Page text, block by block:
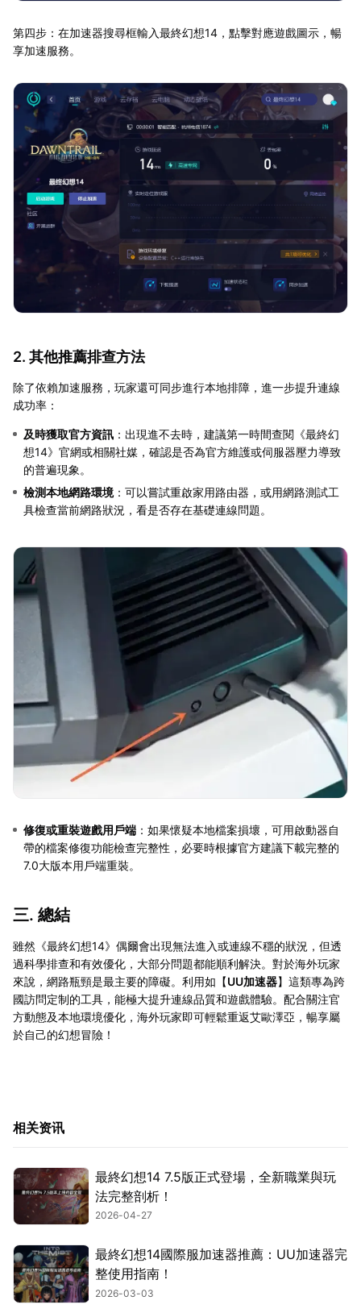
第四步：在加速器搜尋框輸入最終幻想14，點擊對應遊戲圖示，暢
享加速服務。
2. 其他推薦排查方法
除了依賴加速服務，玩家還可同步進行本地排障，進一步提升連線
成功率：
及時獲取官方資訊 ：出現進不去時，建議第一時間查閱《最終幻
想14》官網或相關社媒，確認是否為官方維護或伺服器壓力導致
的普遍現象。
檢測本地網路環境：可以嘗試重啟家用路由器，或用網路測試工
具檢查當前網路狀況，看是否存在基礎連線問題。
修復或重裝遊戲用戶端 ：如果懷疑本地檔案損壞，可用啟動器自
帶的檔案修復功能檢查完整性，必要時根據官方建議下載完整的
7.0大版本用戶端重裝。
三. 總結
雖然《最終幻想14》偶爾會出現無法進入或連線不穩的狀況，但透
過科學排查和有效優化，大部分問題都能順利解決。對於海外玩家
來說，網路瓶頸是最主要的障礙。利用如【UU加速器】這類專為跨
國訪問定制的工具，能極大提升連線品質和遊戲體驗。配合關注官
方動態及本地環境優化，海外玩家即可輕鬆重返艾歐澤亞，暢享屬
於自己的幻想冒險！
相关资讯
最終幻想14 7.5版正式登場，全新職業與玩
法完整剖析！
2026-04-27
最終幻想14國際服加速器推薦：UU加速器完
整使用指南！
2026-03-03